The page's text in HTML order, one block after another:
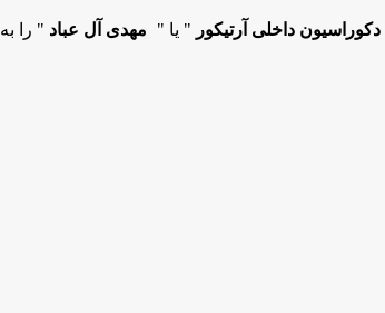
دکوراسیون داخلی آرتیکور " یا " مهدی آل عباد " را به